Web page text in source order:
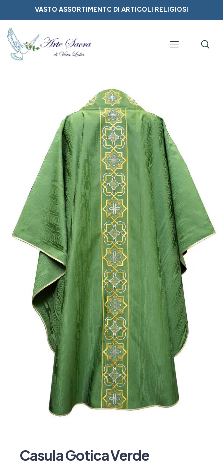
VASTO ASSORTIMENTO DI ARTICOLI RELIGIOSI
Casula Gotica Verde